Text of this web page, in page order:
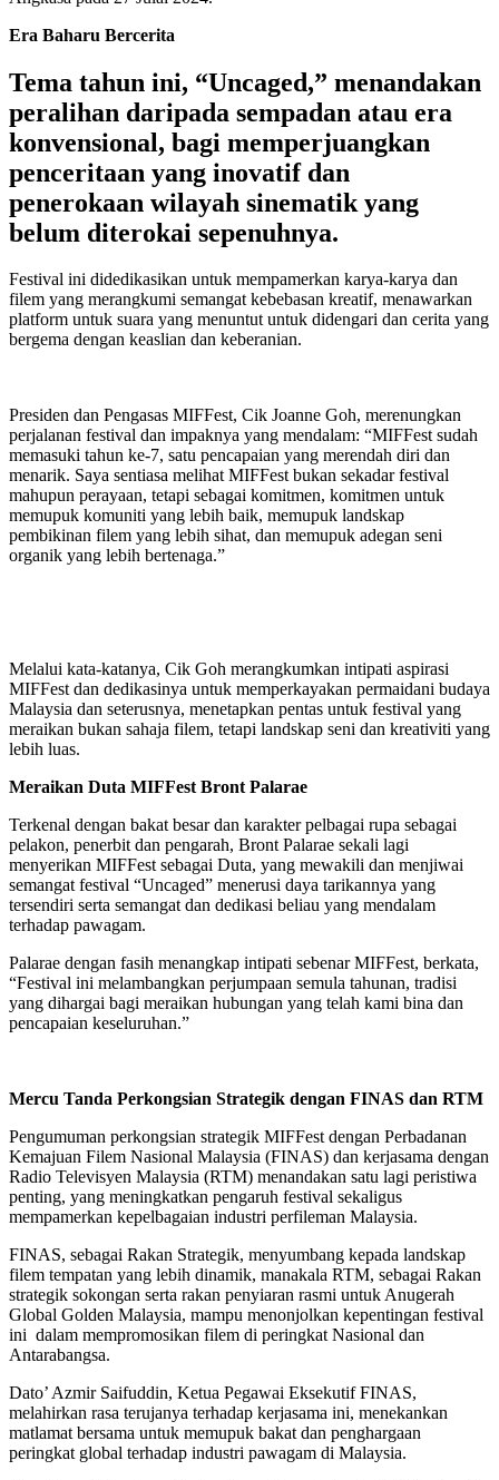
Era Baharu Bercerita
Tema tahun ini, “Uncaged,” menandakan
peralihan daripada sempadan atau era
konvensional, bagi memperjuangkan
penceritaan yang inovatif dan
penerokaan wilayah sinematik yang
belum diterokai sepenuhnya.
Festival ini didedikasikan untuk mempamerkan karya-karya dan
filem yang merangkumi semangat kebebasan kreatif, menawarkan
platform untuk suara yang menuntut untuk didengari dan cerita yang
bergema dengan keaslian dan keberanian.
Presiden dan Pengasas MIFFest, Cik Joanne Goh, merenungkan
perjalanan festival dan impaknya yang mendalam: “MIFFest sudah
memasuki tahun ke-7, satu pencapaian yang merendah diri dan
menarik. Saya sentiasa melihat MIFFest bukan sekadar festival
mahupun perayaan, tetapi sebagai komitmen, komitmen untuk
memupuk komuniti yang lebih baik, memupuk landskap
pembikinan filem yang lebih sihat, dan memupuk adegan seni
organik yang lebih bertenaga.”
Melalui kata-katanya, Cik Goh merangkumkan intipati aspirasi
MIFFest dan dedikasinya untuk memperkayakan permaidani budaya
Malaysia dan seterusnya, menetapkan pentas untuk festival yang
meraikan bukan sahaja filem, tetapi landskap seni dan kreativiti yang
lebih luas.
Meraikan Duta MIFFest Bront Palarae
Terkenal dengan bakat besar dan karakter pelbagai rupa sebagai
pelakon, penerbit dan pengarah, Bront Palarae sekali lagi
menyerikan MIFFest sebagai Duta, yang mewakili dan menjiwai
semangat festival “Uncaged” menerusi daya tarikannya yang
tersendiri serta semangat dan dedikasi beliau yang mendalam
terhadap pawagam.
Palarae dengan fasih menangkap intipati sebenar MIFFest, berkata,
“Festival ini melambangkan perjumpaan semula tahunan, tradisi
yang dihargai bagi meraikan hubungan yang telah kami bina dan
pencapaian keseluruhan.”
Mercu Tanda Perkongsian Strategik dengan FINAS dan RTM
Pengumuman perkongsian strategik MIFFest dengan Perbadanan
Kemajuan Filem Nasional Malaysia (FINAS) dan kerjasama dengan
Radio Televisyen Malaysia (RTM) menandakan satu lagi peristiwa
penting, yang meningkatkan pengaruh festival sekaligus
mempamerkan kepelbagaian industri perfileman Malaysia.
FINAS, sebagai Rakan Strategik, menyumbang kepada landskap
filem tempatan yang lebih dinamik, manakala RTM, sebagai Rakan
strategik sokongan serta rakan penyiaran rasmi untuk Anugerah
Global Golden Malaysia, mampu menonjolkan kepentingan festival
ini dalam mempromosikan filem di peringkat Nasional dan
Antarabangsa.
Dato’ Azmir Saifuddin, Ketua Pegawai Eksekutif FINAS,
melahirkan rasa terujanya terhadap kerjasama ini, menekankan
matlamat bersama untuk memupuk bakat dan penghargaan
peringkat global terhadap industri pawagam di Malaysia.